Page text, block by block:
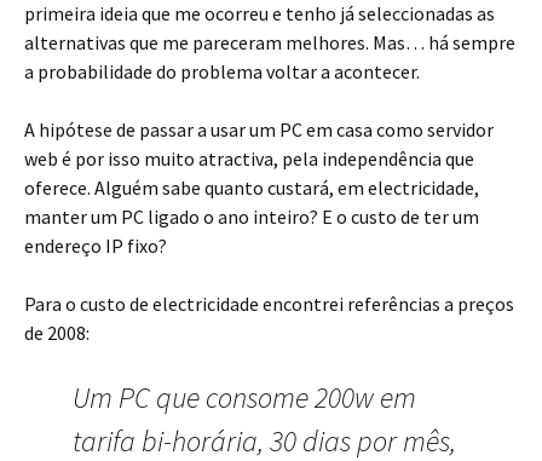
primeira ideia que me ocorreu e tenho já seleccionadas as
alternativas que me pareceram melhores. Mas… há sempre
a probabilidade do problema voltar a acontecer.
A hipótese de passar a usar um PC em casa como servidor
web é por isso muito atractiva, pela independência que
oferece. Alguém sabe quanto custará, em electricidade,
manter um PC ligado o ano inteiro? E o custo de ter um
endereço IP fixo?
Para o custo de electricidade encontrei referências a preços
de 2008:
Um PC que consome 200w em
tarifa bi-horária, 30 dias por mês,